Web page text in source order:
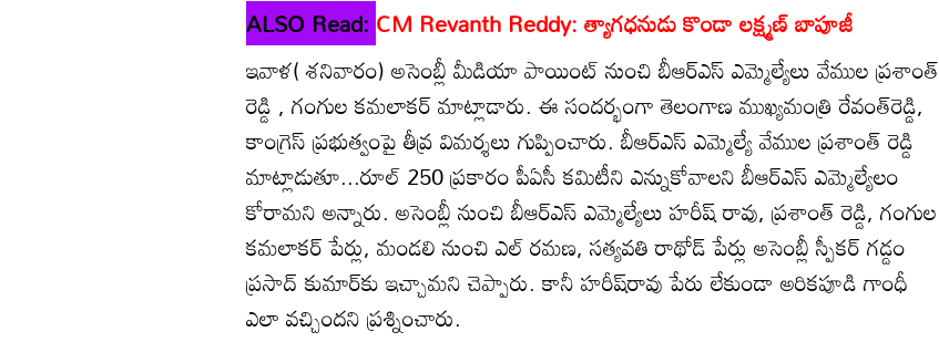
ALSO Read: CM Revanth Reddy: త్యాగధనుడు కొండా లక్ష్మణ్‌ బాపూజీ
ఇవాళ( శనివారం) అసెంబ్లీ మీడియా పాయింట్ నుంచి బీఆర్ఎస్ ఎమ్మెల్యేలు వేముల ప్రశాంత్
రెడ్డి , గంగుల కమలాకర్ మాట్లాడారు. ఈ సందర్భంగా తెలంగాణ ముఖ్యమంత్రి రేవంత్‌రెడ్డి,
కాంగ్రెస్ ప్రభుత్వంపై తీవ్ర విమర్శలు గుప్పించారు. బీఆర్ఎస్ ఎమ్మెల్యే వేముల ప్రశాంత్ రెడ్డి
మాట్లాడుతూ...రూల్ 250 ప్రకారం పీఏసీ కమిటీని ఎన్నుకోవాలని బీఆర్ఎస్ ఎమ్మెల్యేలం
కోరామని అన్నారు. అసెంబ్లీ నుంచి బీఆర్ఎస్ ఎమ్మెల్యేలు హరీష్ రావు, ప్రశాంత్ రెడ్డి, గంగుల
కమలాకర్ పేర్లు, మండలి నుంచి ఎల్ రమణ, సత్యవతి రాథోడ్ పేర్లు అసెంబ్లీ స్పీకర్‌ గడ్డం
ప్రసాద్ కుమార్‌‌కు ఇచ్చామని చెప్పారు. కానీ హరీష్‌రావు పేరు లేకుండా అరికపూడి గాంధీ
ఎలా వచ్చిందని ప్రశ్నించారు.